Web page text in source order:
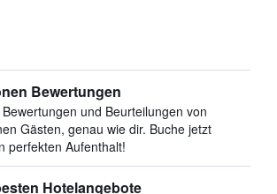
Bewertungen
Bewertungen und Beurteilungen von
Gästen, genau wie dir. Buche jetzt
perfekten Aufenthalt!
Hotelangebote